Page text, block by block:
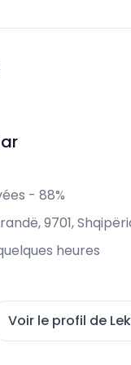
- 88%
9701,
heures
Voir le profil de